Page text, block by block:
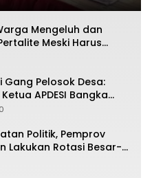
Mengeluh dan
Meski Harus
Pelosok Desa:
APDESI Bangka
Babel
0
Politik, Pemprov
Lakukan Rotasi Besar-